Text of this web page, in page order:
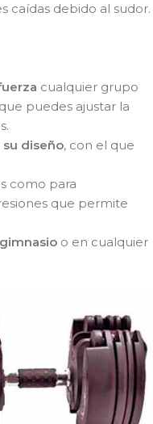
caídas debido al sudor.
cualquier grupo
puedes ajustar la
su diseño, con el que
como para
que permite
gimnasio o en cualquier